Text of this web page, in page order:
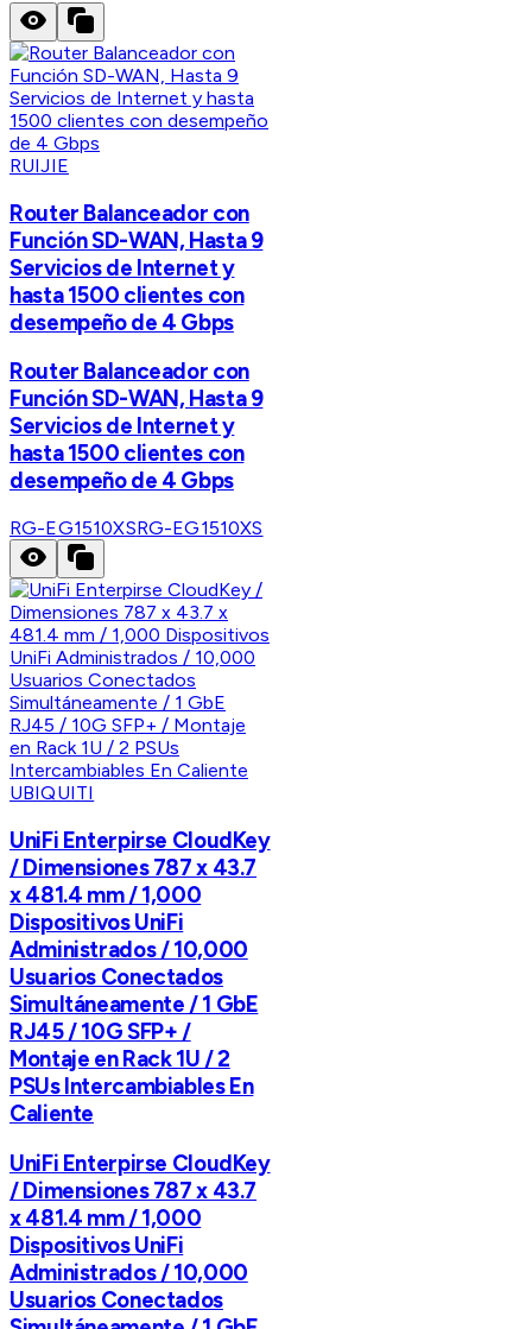
RUIJIE
Router Balanceador con
Función SD-WAN, Hasta 9
Servicios de Internet y
hasta 1500 clientes con
desempeño de 4 Gbps
Router Balanceador con
Función SD-WAN, Hasta 9
Servicios de Internet y
hasta 1500 clientes con
desempeño de 4 Gbps
RG-EG1510XSRG-EG1510XS
UBIQUITI
UniFi Enterpirse CloudKey
/ Dimensiones 787 x 43.7
x 481.4 mm / 1,000
Dispositivos UniFi
Administrados / 10,000
Usuarios Conectados
Simultáneamente / 1 GbE
RJ45 / 10G SFP+ /
Montaje en Rack 1U / 2
PSUs Intercambiables En
Caliente
UniFi Enterpirse CloudKey
/ Dimensiones 787 x 43.7
x 481.4 mm / 1,000
Dispositivos UniFi
Administrados / 10,000
Usuarios Conectados